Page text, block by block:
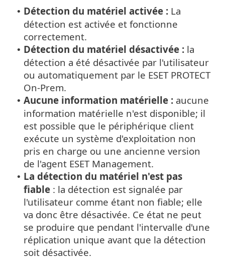
• Détection du matériel activée : La
détection est activée et fonctionne
correctement.
• Détection du matériel désactivée : la
détection a été désactivée par l'utilisateur
ou automatiquement par le ESET PROTECT
On-Prem.
• Aucune information matérielle : aucune
information matérielle n'est disponible; il
est possible que le périphérique client
exécute un système d'exploitation non
pris en charge ou une ancienne version
de l'agent ESET Management.
• La détection du matériel n'est pas
fiable : la détection est signalée par
l'utilisateur comme étant non fiable; elle
va donc être désactivée. Ce état ne peut
se produire que pendant l'intervalle d'une
réplication unique avant que la détection
soit désactivée.